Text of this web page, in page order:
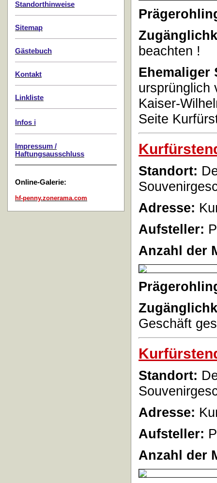
Standorthinweise
Sitemap
Gästebuch
Kontakt
Linkliste
Infos ℹ️
Impressum /
Haftungsausschluss
Online-Galerie:
hf-penny.zonerama.com
beachten !
Ehemaliger
ursprünglich
Kaiser-
Seite
Standort:
Adresse:
Aufsteller:
Anzahl der
Geschäft
Standort:
Adresse:
Aufsteller:
Anzahl der